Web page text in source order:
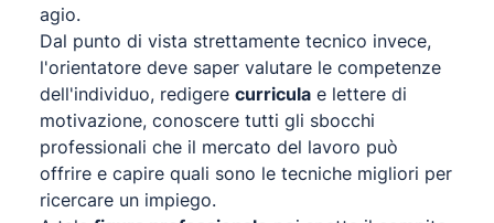
agio.
Dal punto di vista strettamente tecnico invece,
l'orientatore deve saper valutare le competenze
dell'individuo, redigere curricula e lettere di
motivazione, conoscere tutti gli sbocchi
professionali che il mercato del lavoro può
offrire e capire quali sono le tecniche migliori per
ricercare un impiego.